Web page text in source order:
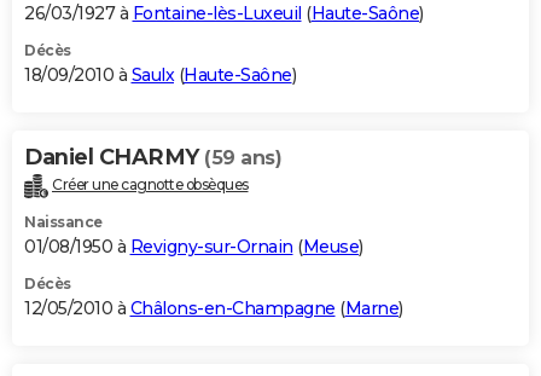
26/03/1927 à Fontaine-lès-Luxeuil (Haute-Saône)
Décès
18/09/2010 à Saulx(Haute-Saône)
Daniel CHARMY (59 ans)
Créer une cagnotte obsèques
Naissance
01/08/1950 à Revigny-sur-Ornain (Meuse)
Décès
12/05/2010 à Châlons-en-Champagne (Marne)